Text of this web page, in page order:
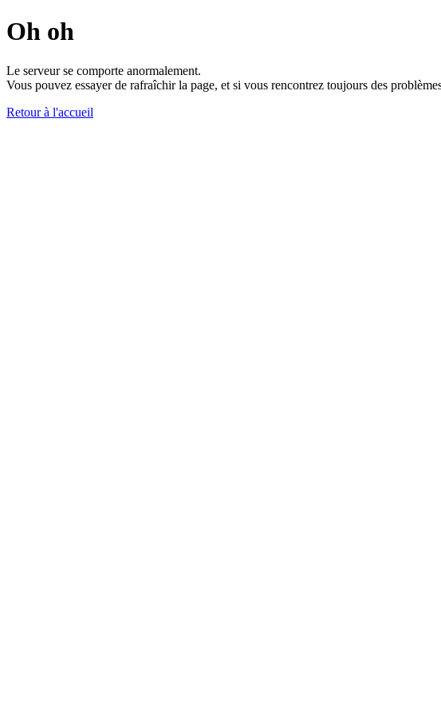
Oh oh
Le serveur se comporte anormalement.
Vous pouvez essayer de rafraîchir la page, et si vous rencontrez toujours des
Retour à l'accueil